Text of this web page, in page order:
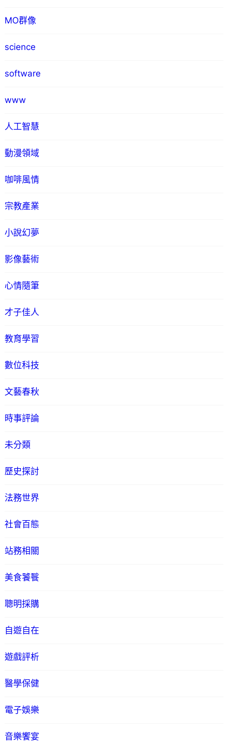
MO群像
science
software
www
人工智慧
動漫領域
咖啡風情
宗教產業
小說幻夢
影像藝術
心情隨筆
才子佳人
教育學習
數位科技
文藝春秋
時事評論
未分類
歷史探討
法務世界
社會百態
站務相關
美食饕餮
聰明採購
自遊自在
遊戲評析
醫學保健
電子娛樂
音樂饗宴